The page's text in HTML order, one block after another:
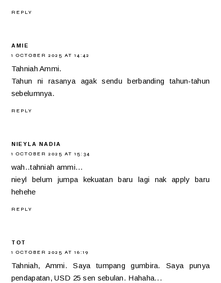
REPLY
AMIE
1 OCTOBER 2025 AT 14:42
Tahniah Ammi.
Tahun ni rasanya agak sendu berbanding tahun-tahun
sebelumnya.
REPLY
NIEYLA NADIA
1 OCTOBER 2025 AT 15:34
wah..tahniah ammi...
nieyl belum jumpa kekuatan baru lagi nak apply baru
hehehe
REPLY
TOT
1 OCTOBER 2025 AT 16:19
Tahniah, Ammi. Saya tumpang gumbira. Saya punya
pendapatan, USD 25 sen sebulan. Hahaha...